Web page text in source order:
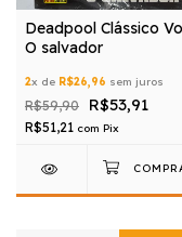
Deadpool Clássico
O salvador
2x de R$26,96 sem juros
R$59,90 R$53,91
R$51,21 com Pix